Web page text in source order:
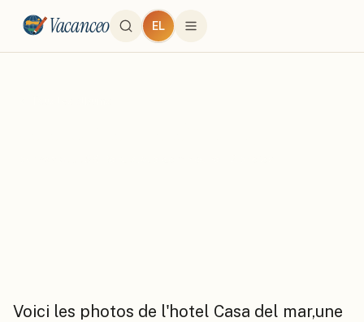
Vacanceo EL
Voici les photos de l'hotel Casa del mar,une